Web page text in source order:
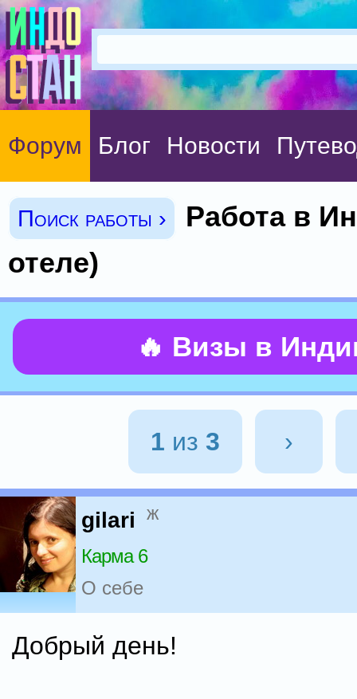
Форум Блог Новости
Поиск работы ›
Работа в
отеле)
🔥 Визы в
1 из 3 ›
gilari ж
Карма 6
О себе
Добрый день!